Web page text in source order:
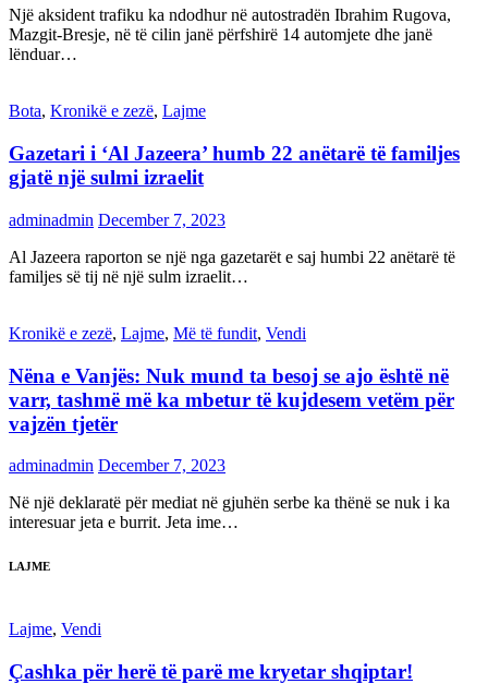
Një aksident trafiku ka ndodhur në autostradën Ibrahim Rugova,
Mazgit-Bresje, në të cilin janë përfshirë 14 automjete dhe janë
lënduar…
Bota, Kronikë e zezë, Lajme
Gazetari i ‘Al Jazeera’ humb 22 anëtarë të familjes
gjatë një sulmi izraelit
adminadmin December 7, 2023
Al Jazeera raporton se një nga gazetarët e saj humbi 22 anëtarë të
familjes së tij në një sulm izraelit…
Kronikë e zezë, Lajme, Më të fundit, Vendi
Nëna e Vanjës: Nuk mund ta besoj se ajo është në
varr, tashmë më ka mbetur të kujdesem vetëm për
vajzën tjetër
adminadmin December 7, 2023
Në një deklaratë për mediat në gjuhën serbe ka thënë se nuk i ka
interesuar jeta e burrit. Jeta ime…
LAJME
Lajme, Vendi
Çashka për herë të parë me kryetar shqiptar!